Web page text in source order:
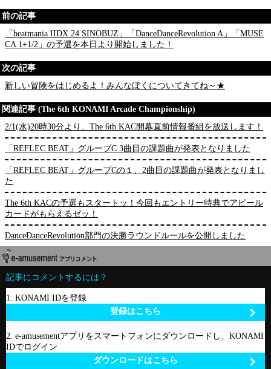
前の記事
「beatmania IIDX 24 SINOBUZ」「DanceDanceRevolution A」「MUSE
CA 1+1/2」の予選を本日より開始しました！
次の記事
新しい冒険をはじめるよ！みんなぼくについてきてね～★
関連記事 (The 6th KONAMI Arcade Championship)
2/1(水)20時30分より、The 6th KAC開幕直前情報番組を放送します！
「REFLEC BEAT」グループC 3曲目の課題曲が発表となりました
「REFLEC BEAT」グループCの１、2曲目の課題曲が発表となりまし
た
The 6th KACの予選もスタートッ！今回もエントリー特典でアピール
カードがもらえるゼッ！
DanceDanceRevolution部門の決勝ラウンドルールを公開しました
記事にコメントするには？
1. KONAMI IDを登録
登録はこちら
2. e-amusementアプリをスマートフォンにダウンロードし、KONAMI
IDでログイン
ダウンロードはこちら